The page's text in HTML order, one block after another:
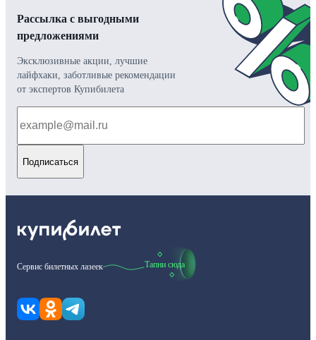
Рассылка с выгодными
предложениями
Эксклюзивные акции, лучшие
лайфхаки, заботливые рекомендации
от экспертов Купибилета
Подписаться
Сервис билетных лазеек Тапни сюда